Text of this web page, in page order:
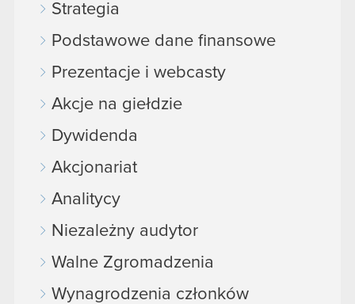
Strategia
Podstawowe dane finansowe
Prezentacje i webcasty
Akcje na giełdzie
Dywidenda
Akcjonariat
Analitycy
Niezależny audytor
Walne Zgromadzenia
Wynagrodzenia członków